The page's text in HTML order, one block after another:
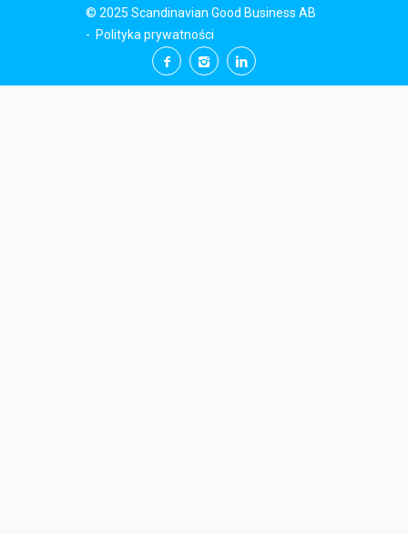
© 2025 Scandinavian Good Business AB
- Polityka prywatności